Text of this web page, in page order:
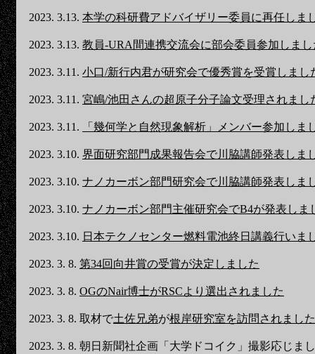
2023. 3.13. 本学の科研費アドバイザリー委員に再任しま
2023. 3.13. 教員-URA間連携交流会に部会委員参加しまし
2023. 3.11. 小口/新行内君が研究会で優秀賞を受賞しまし
2023. 3.11. 宮嶋/池田さんの超原子分子論文受理されまし
2023. 3.11. 「幾何学と自然現象解析」メンバー参加しま
2023. 3.10. 界面研究部門成果報告会で川脇講師発表しま
2023. 3.10. ナノカーボン部門研究会で川脇講師発表しま
2023. 3.10. ナノカーボン部門主催研究会でB4が発表しま
2023. 3.10. 日本テクノセンター燃料電池終日講義行いま
2023. 3. 8. 第34回向井賞の受賞が決定しました
2023. 3. 8. OGのNair博士がRSCより選出されました
2023. 3. 8. 取材で土佐兄弟が根岸研究室を訪問されました
2023. 3. 8. 朝日新聞社企画「大学ドコイク」撮影応じま